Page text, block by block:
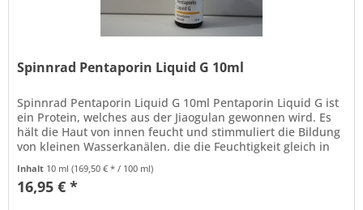
Spinnrad Pentaporin Liquid G 10ml
Spinnrad Pentaporin Liquid G 10ml Pentaporin Liquid G ist
ein Protein, welches aus der Jiaogulan gewonnen wird. Es
hält die Haut von innen feucht und stimmuliert die Bildung
von kleinen Wasserkanälen. die die Feuchtigkeit gleich in
Inhalt 10 ml(169,50 € * / 100 ml)
16,95 € *